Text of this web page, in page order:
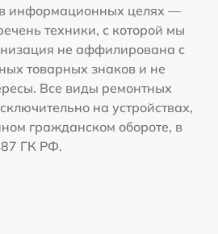
информационных целях —
техники, с которой мы
не аффилирована с
товарных знаков и не
Все виды ремонтных
на устройствах,
гражданском обороте, в
ГК РФ.